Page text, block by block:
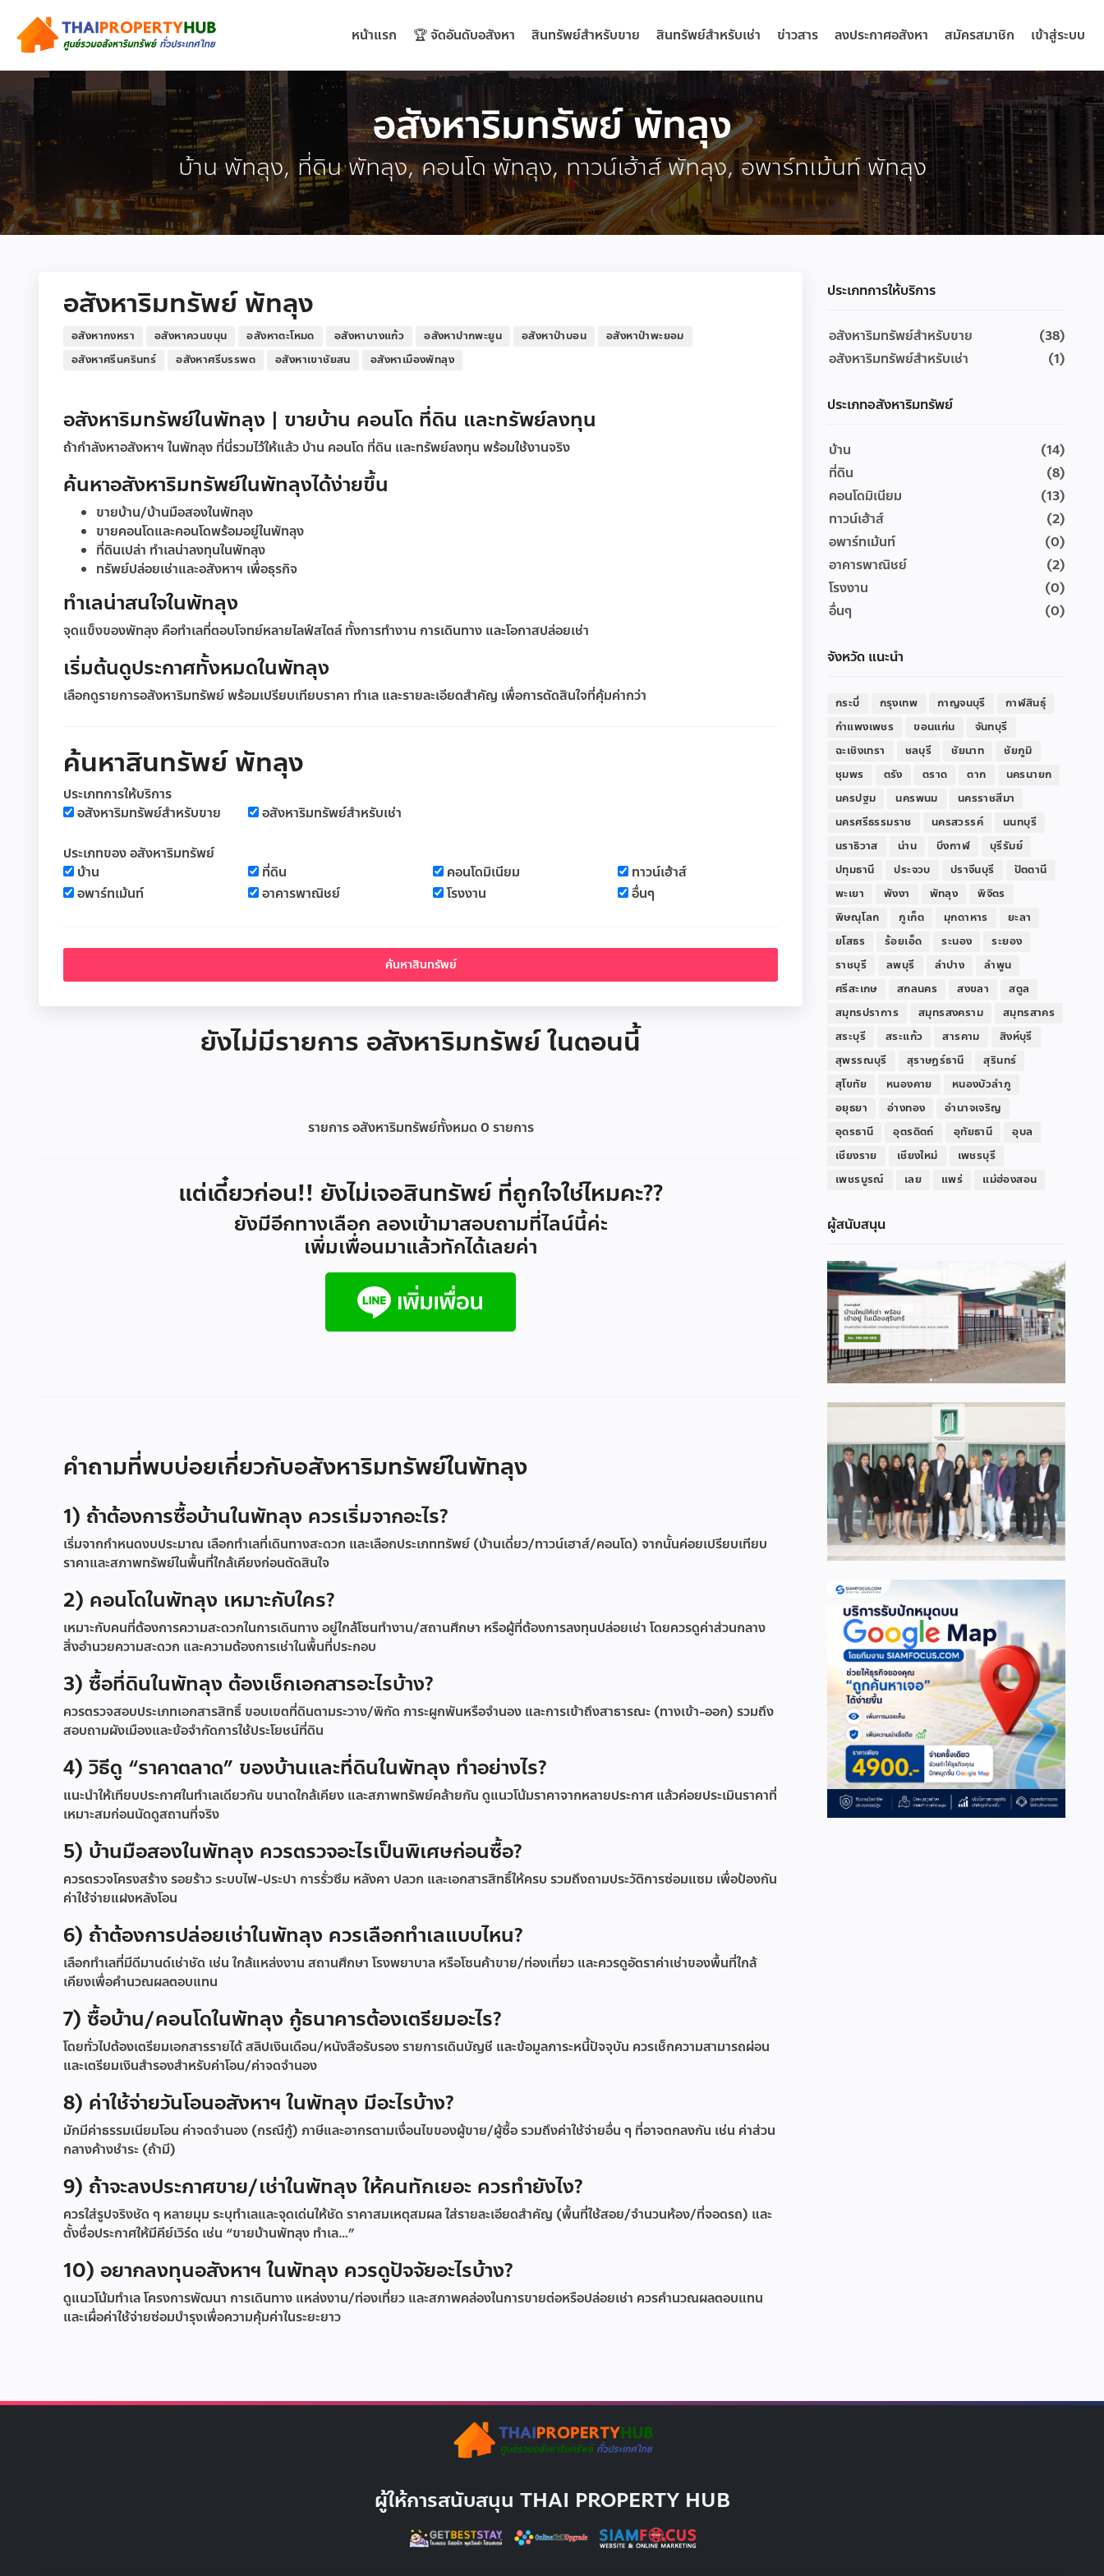
หน้าแรก 🏆 จัดอันดับอสังหา สินทรัพย์สำหรับขาย สินทรัพย์สำหรับเช่า ข่าวสาร ลงประกาศอสังหา สมัครสมาชิก เข้าสู่ระบบ
อสังหาริมทรัพย์ พัทลุง
บ้าน พัทลุง, ที่ดิน พัทลุง, คอนโด พัทลุง, ทาวน์เฮ้าส์ พัทลุง, อพาร์ทเม้นท์ พัทลุง
อสังหาริมทรัพย์ พัทลุง
อสังหากงหรา อสังหาควนขนุน อสังหาตะโหมด อสังหาบางแก้ว อสังหาปากพะยูน อสังหาป่าบอน
อสังหาป่าพะยอม
อสังหาศรีนครินทร์
อสังหาศรีบรรพต อสังหาเขาชัยสน อสังหาเมืองพัทลุง
อสังหาริมทรัพย์ในพัทลุง | ขายบ้าน คอนโด ที่ดิน และทรัพย์ลงทุน
ถ้ากำลังหาอสังหาฯ ในพัทลุง ที่นี่รวมไว้ให้แล้ว บ้าน คอนโด ที่ดิน และทรัพย์ลงทุน พร้อมใช้งานจริง
ค้นหาอสังหาริมทรัพย์ในพัทลุงได้ง่ายขึ้น
ขายบ้าน/บ้านมือสองในพัทลุง
ขายคอนโดและคอนโดพร้อมอยู่ในพัทลุง
ที่ดินเปล่า ทำเลน่าลงทุนในพัทลุง
ทรัพย์ปล่อยเช่าและอสังหาฯ เพื่อธุรกิจ
ทำเลน่าสนใจในพัทลุง
จุดแข็งของพัทลุง คือทำเลที่ตอบโจทย์หลายไลฟ์สไตล์ ทั้งการทำงาน การเดินทาง และโอกาสปล่อยเช่า
เริ่มต้นดูประกาศทั้งหมดในพัทลุง
เลือกดูรายการอสังหาริมทรัพย์ พร้อมเปรียบเทียบราคา ทำเล และรายละเอียดสำคัญ เพื่อการตัดสินใจที่คุ้มค่ากว่า
ค้นหาสินทรัพย์ พัทลุง
ประเภทการให้บริการ
อสังหาริมทรัพย์สำหรับขาย
อสังหาริมทรัพย์สำหรับเช่า
ประเภทของ อสังหาริมทรัพย์
บ้าน
ที่ดิน คอนโดมิเนียม
ทาวน์เฮ้าส์
อพาร์ทเม้นท์
อาคารพาณิชย์ โรงงาน อื่นๆ
ยังไม่มีรายการ อสังหาริมทรัพย์ ในตอนนี้
รายการ อสังหาริมทรัพย์ทั้งหมด 0 รายการ
แต่เดี๋ยวก่อน!! ยังไม่เจอสินทรัพย์ ที่ถูกใจใช่ไหมคะ??
ยังมีอีกทางเลือก ลองเข้ามาสอบถามที่ไลน์นี้ค่ะ
เพิ่มเพื่อนมาแล้วทักได้เลยค่า
คำถามที่พบบ่อยเกี่ยวกับอสังหาริมทรัพย์ในพัทลุง
1) ถ้าต้องการซื้อบ้านในพัทลุง ควรเริ่มจากอะไร?
เริ่มจากกำหนดงบประมาณ เลือกทำเลที่เดินทางสะดวก และเลือกประเภททรัพย์ (บ้านเดี่ยว/ทาวน์เฮาส์/คอนโด) จากนั้นค่อยเปรียบเทียบ
ราคาและสภาพทรัพย์ในพื้นที่ใกล้เคียงก่อนตัดสินใจ
2) คอนโดในพัทลุง เหมาะกับใคร?
เหมาะกับคนที่ต้องการความสะดวกในการเดินทาง อยู่ใกล้โซนทำงาน/สถานศึกษา หรือผู้ที่ต้องการลงทุนปล่อยเช่า โดยควรดูค่าส่วนกลาง
สิ่งอำนวยความสะดวก และความต้องการเช่าในพื้นที่ประกอบ
3) ซื้อที่ดินในพัทลุง ต้องเช็กเอกสารอะไรบ้าง?
ควรตรวจสอบประเภทเอกสารสิทธิ์ ขอบเขตที่ดินตามระวาง/พิกัด ภาระผูกพันหรือจำนอง และการเข้าถึงสาธารณะ (ทางเข้า-ออก) รวมถึง
สอบถามผังเมืองและข้อจำกัดการใช้ประโยชน์ที่ดิน
4) วิธีดู “ราคาตลาด” ของบ้านและที่ดินในพัทลุง ทำอย่างไร?
แนะนำให้เทียบประกาศในทำเลเดียวกัน ขนาดใกล้เคียง และสภาพทรัพย์คล้ายกัน ดูแนวโน้มราคาจากหลายประกาศ แล้วค่อยประเมินราคาที่
เหมาะสมก่อนนัดดูสถานที่จริง
5) บ้านมือสองในพัทลุง ควรตรวจอะไรเป็นพิเศษก่อนซื้อ?
ควรตรวจโครงสร้าง รอยร้าว ระบบไฟ-ประปา การรั่วซึม หลังคา ปลวก และเอกสารสิทธิ์ให้ครบ รวมถึงถามประวัติการซ่อมแซม เพื่อป้องกัน
ค่าใช้จ่ายแฝงหลังโอน
6) ถ้าต้องการปล่อยเช่าในพัทลุง ควรเลือกทำเลแบบไหน?
เลือกทำเลที่มีดีมานด์เช่าชัด เช่น ใกล้แหล่งงาน สถานศึกษา โรงพยาบาล หรือโซนค้าขาย/ท่องเที่ยว และควรดูอัตราค่าเช่าของพื้นที่ใกล้
เคียงเพื่อคำนวณผลตอบแทน
7) ซื้อบ้าน/คอนโดในพัทลุง กู้ธนาคารต้องเตรียมอะไร?
โดยทั่วไปต้องเตรียมเอกสารรายได้ สลิปเงินเดือน/หนังสือรับรอง รายการเดินบัญชี และข้อมูลภาระหนี้ปัจจุบัน ควรเช็กความสามารถผ่อน
และเตรียมเงินสำรองสำหรับค่าโอน/ค่าจดจำนอง
8) ค่าใช้จ่ายวันโอนอสังหาฯ ในพัทลุง มีอะไรบ้าง?
มักมีค่าธรรมเนียมโอน ค่าจดจำนอง (กรณีกู้) ภาษีและอากรตามเงื่อนไขของผู้ขาย/ผู้ซื้อ รวมถึงค่าใช้จ่ายอื่น ๆ ที่อาจตกลงกัน เช่น ค่าส่วน
กลางค้างชำระ (ถ้ามี)
9) ถ้าจะลงประกาศขาย/เช่าในพัทลุง ให้คนทักเยอะ ควรทำยังไง?
ควรใส่รูปจริงชัด ๆ หลายมุม ระบุทำเลและจุดเด่นให้ชัด ราคาสมเหตุสมผล ใส่รายละเอียดสำคัญ (พื้นที่ใช้สอย/จำนวนห้อง/ที่จอดรถ) และ
ตั้งชื่อประกาศให้มีคีย์เวิร์ด เช่น “ขายบ้านพัทลุง ทำเล…”
10) อยากลงทุนอสังหาฯ ในพัทลุง ควรดูปัจจัยอะไรบ้าง?
ดูแนวโน้มทำเล โครงการพัฒนา การเดินทาง แหล่งงาน/ท่องเที่ยว และสภาพคล่องในการขายต่อหรือปล่อยเช่า ควรคำนวณผลตอบแทน
และเผื่อค่าใช้จ่ายซ่อมบำรุงเพื่อความคุ้มค่าในระยะยาว
ประเภทการให้บริการ
อสังหาริมทรัพย์สำหรับขาย
(38)
อสังหาริมทรัพย์สำหรับเช่า
(1)
ประเภทอสังหาริมทรัพย์
บ้าน
(14)
ที่ดิน
(8)
คอนโดมิเนียม
(13)
ทาวน์เฮ้าส์
(2)
อพาร์ทเม้นท์
(0)
อาคารพาณิชย์
(2)
โรงงาน
(0)
อื่นๆ
(0)
จังหวัด แนะนำ
กระบี่ กรุงเทพ กาญจนบุรี
กาฬสินธุ์
กำแพงเพชร
ขอนแก่น
จันทบุรี
ฉะเชิงเทรา
ชลบุรี ชัยนาท
ชัยภูมิ
ชุมพร
ตรัง ตราด ตาก
นครนายก
นครปฐม
นครพนม
นครราชสีมา
นครศรีธรรมราช
นครสวรรค์
นนทบุรี
นราธิวาส
น่าน บึงกาฬ
บุรีรัมย์
ปทุมธานี
ประจวบ ปราจีนบุรี
ปัตตานี
พะเยา
พังงา พัทลุง
พิจิตร
พิษณุโลก
ภูเก็ต มุกดาหาร
ยะลา
ยโสธร
ร้อยเอ็ด ระนอง
ระยอง
ราชบุรี
ลพบุรี ลำปาง
ลำพูน
ศรีสะเกษ
สกลนคร สงขลา
สตูล
สมุทรปราการ
สมุทรสงคราม
สมุทรสาคร
สระบุรี
สระแก้ว สารคาม
สิงห์บุรี
สุพรรณบุรี
สุราษฎร์ธานี
สุรินทร์
สุโขทัย
หนองคาย
หนองบัวลำภู
อยุธยา
อ่างทอง
อำนาจเจริญ
อุดรธานี
อุตรดิตถ์ อุทัยธานี
อุบล
เชียงราย
เชียงใหม่
เพชรบุรี
เพชรบูรณ์
เลย แพร่ แม่ฮ่องสอน
ผู้สนับสนุน
ผู้ให้การสนับสนุน THAI PROPERTY HUB